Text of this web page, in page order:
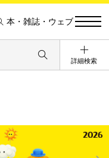
本・雑誌・ウェブ
詳細検索